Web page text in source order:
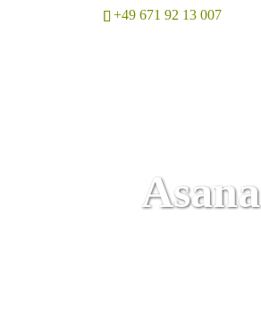
+49 671 92 13 007
Asana